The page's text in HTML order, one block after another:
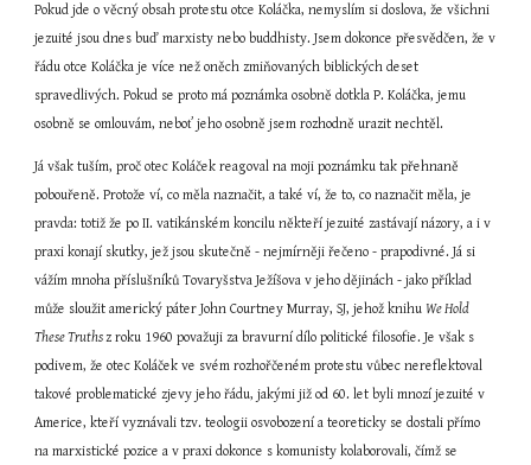
Pokud jde o věcný obsah protestu otce Koláčka, nemyslím si doslova, že všichni
jezuité jsou dnes buď marxisty nebo buddhisty. Jsem dokonce přesvědčen, že v
řádu otce Koláčka je více než oněch zmiňovaných biblických deset
spravedlivých. Pokud se proto má poznámka osobně dotkla P. Koláčka, jemu
osobně se omlouvám, neboť jeho osobně jsem rozhodně urazit nechtěl.
Já však tuším, proč otec Koláček reagoval na moji poznámku tak přehnaně
pobouřeně. Protože ví, co měla naznačit, a také ví, že to, co naznačit měla, je
pravda: totiž že po II. vatikánském koncilu někteří jezuité zastávají názory, a i v
praxi konají skutky, jež jsou skutečně - nejmírněji řečeno - prapodivné. Já si
vážím mnoha příslušníků Tovaryšstva Ježíšova v jeho dějinách - jako příklad
může sloužit americký páter John Courtney Murray, SJ, jehož knihu We Hold
These Truths z roku 1960 považuji za bravurní dílo politické filosofie. Je však s
podivem, že otec Koláček ve svém rozhořčeném protestu vůbec nereflektoval
takové problematické zjevy jeho řádu, jakými již od 60. let byli mnozí jezuité v
Americe, kteří vyznávali tzv. teologii osvobození a teoreticky se dostali přímo
na marxistické pozice a v praxi dokonce s komunisty kolaborovali, čímž se